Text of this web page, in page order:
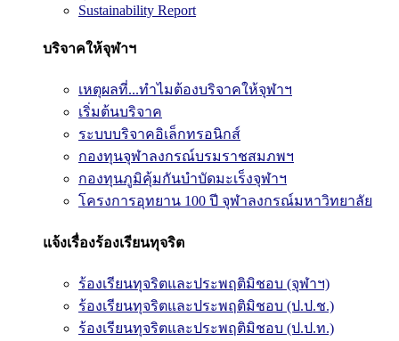
Sustainability Report
บริจาคให้จุฬาฯ
เหตุผลที่...ทำไมต้องบริจาคให้จุฬาฯ
เริ่มต้นบริจาค
ระบบบริจาคอิเล็กทรอนิกส์
กองทุนจุฬาลงกรณ์บรมราชสมภพฯ
กองทุนภูมิคุ้มกันบำบัดมะเร็งจุฬาฯ
โครงการอุทยาน 100 ปี จุฬาลงกรณ์มหาวิทยาลัย
แจ้งเรื่องร้องเรียนทุจริต
ร้องเรียนทุจริตและประพฤติมิชอบ (จุฬาฯ)
ร้องเรียนทุจริตและประพฤติมิชอบ (ป.ป.ช.)
ร้องเรียนทุจริตและประพฤติมิชอบ (ป.ป.ท.)